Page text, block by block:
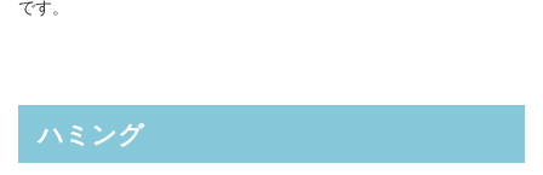
です。
ハミング